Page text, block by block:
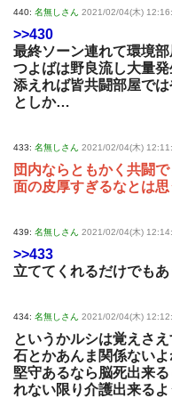
440: 名無しさん 2021/02/04(木)
>>430
最終ソーン連れて環境
つよばは野良流し大量
添えれば皆共闘部屋で
としか…
433: 名無しさん 2021/02/04(木)
団内ならともかく共闘
面の皮厚すぎるなとは思
439: 名無しさん 2021/02/04(木)
>>433
立ててくれるだけでも
434: 名無しさん 2021/02/04(木)
というかルシは覚えさ
石とかあんま関係ないよ
堅守あるなら脳死出来
れない限り介護出来る